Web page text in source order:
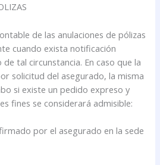
de las anulaciones de pólizas
cuando exista notificación
tal circunstancia. En caso que la
solicitud del asegurado, la misma
si existe un pedido expreso y
fines se considerará admisible:
por el asegurado en la sede